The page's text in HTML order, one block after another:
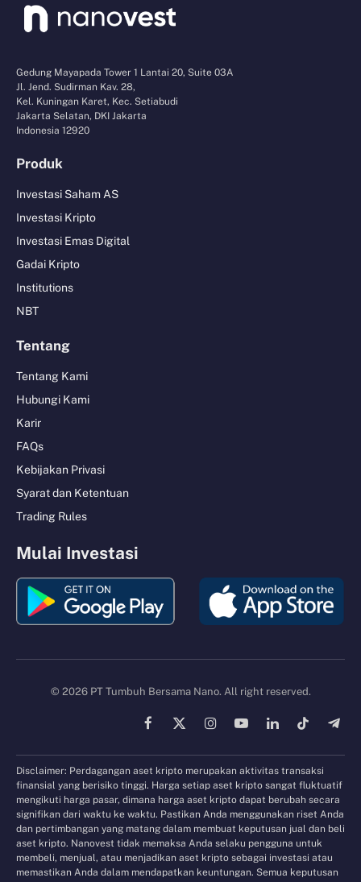
Gedung Mayapada Tower 1 Lantai 20, Suite 03A
Jl. Jend. Sudirman Kav. 28,
Kel. Kuningan Karet, Kec. Setiabudi
Jakarta Selatan, DKI Jakarta
Indonesia 12920
Produk
Investasi Saham AS
Investasi Kripto
Investasi Emas Digital
Gadai Kripto
Institutions
NBT
Tentang
Tentang Kami
Hubungi Kami
Karir
FAQs
Kebijakan Privasi
Syarat dan Ketentuan
Trading Rules
Mulai Investasi
© 2026 PT Tumbuh Bersama Nano. All right reserved.
Facebook
X
InstagramYouTubeLinkedInTikTok
Disclaimer: Perdagangan aset kripto merupakan aktivitas transaksi
finansial yang berisiko tinggi. Harga setiap aset kripto sangat fluktuatif
mengikuti harga pasar, dimana harga aset kripto dapat berubah secara
signifikan dari waktu ke waktu. Pastikan Anda menggunakan riset Anda
dan pertimbangan yang matang dalam membuat keputusan jual dan beli
aset kripto. Nanovest tidak memaksa Anda selaku pengguna untuk
membeli, menjual, atau menjadikan aset kripto sebagai investasi atau
memastikan Anda dalam mendapatkan keuntungan. Semua keputusan